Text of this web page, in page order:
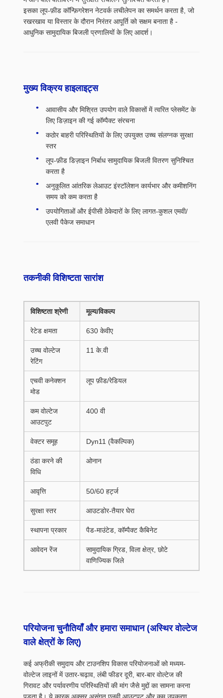
इसका लूप-फ़ीड कॉन्फ़िगरेशन नेटवर्क लचीलेपन का समर्थन करता है, जो
रखरखाव या विस्तार के दौरान निरंतर आपूर्ति को सक्षम बनाता है -
आधुनिक सामुदायिक बिजली प्रणालियों के लिए आदर्श।
मुख्य विक्रय हाइलाइट्स
आवासीय और मिश्रित उपयोग वाले विकासों में त्वरित प्लेसमेंट के
लिए डिज़ाइन की गई कॉम्पैक्ट संरचना
कठोर बाहरी परिस्थितियों के लिए उपयुक्त उच्च संलग्नक सुरक्षा
स्तर
लूप-फ़ीड डिज़ाइन निर्बाध सामुदायिक बिजली वितरण सुनिश्चित
करता है
अनुकूलित आंतरिक लेआउट इंस्टॉलेशन कार्यभार और कमीशनिंग
समय को कम करता है
उपयोगिताओं और ईपीसी ठेकेदारों के लिए लागत-कुशल एमवी/
एलवी पैकेज समाधान
तकनीकी विशिष्टता सारांश
विशिष्टता श्रेणी मूल्य/विकल्प
रेटेड क्षमता 630 केवीए
उच्च वोल्टेज
रेटिंग
11 के.वी
एचवी कनेक्शन
मोड
लूप फ़ीड/रेडियल
कम वोल्टेज
आउटपुट
400 वी
वेक्टर समूह Dyn11 (वैकल्पिक)
ठंडा करने की
विधि
ओनान
आवृत्ति 50/60 हर्ट्ज
सुरक्षा स्तर आउटडोर-तैयार घेरा
स्थापना प्रकार पैड-माउंटेड, कॉम्पैक्ट कैबिनेट
आवेदन रेंज
सामुदायिक ग्रिड, विला क्षेत्र, छोटे
वाणिज्यिक जिले
परियोजना चुनौतियाँ और हमारा समाधान (अस्थिर वोल्टेज
वाले क्षेत्रों के लिए)
कई अफ्रीकी समुदाय और टाउनशिप विकास परियोजनाओं को मध्यम-
वोल्टेज लाइनों में उतार-चढ़ाव, लंबी फीडर दूरी, बार-बार वोल्टेज की
गिरावट और पर्यावरणीय परिस्थितियों की मांग जैसे मुद्दों का सामना करना